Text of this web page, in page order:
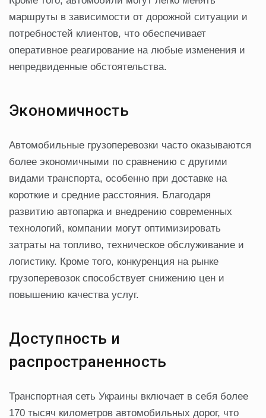
маршруты в зависимости от дорожной ситуации и
потребностей клиентов, что обеспечивает
оперативное реагирование на любые изменения и
непредвиденные обстоятельства.
Экономичность
Автомобильные грузоперевозки часто оказываются
более экономичными по сравнению с другими
видами транспорта, особенно при доставке на
короткие и средние расстояния. Благодаря
развитию автопарка и внедрению современных
технологий, компании могут оптимизировать
затраты на топливо, техническое обслуживание и
логистику. Кроме того, конкуренция на рынке
грузоперевозок способствует снижению цен и
повышению качества услуг.
Доступность и
распространенность
Транспортная сеть Украины включает в себя более
170 тысяч километров автомобильных дорог, что